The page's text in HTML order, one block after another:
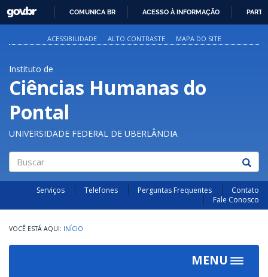
PARA
O
GOVBR
COMUNICA BR ACESSO À INFORMAÇÃO
ACESSIBILIDADE ALTO CONTRASTE MAPA DO SITE
Instituto de
Ciências Humanas do
Pontal
UNIVERSIDADE FEDERAL DE UBERLÂNDIA
Buscar
Serviços Telefones Perguntas Frequentes
Contato
Fale Conosco
INÍCIO
MENU
Toggle